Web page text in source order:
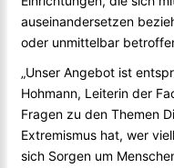
auseinandersetzen
oder unmittelbar
„Unser Angebot ist
Hohmann, Leiterin der
Fragen zu den Themen
Extremismus hat, wer
sich Sorgen um